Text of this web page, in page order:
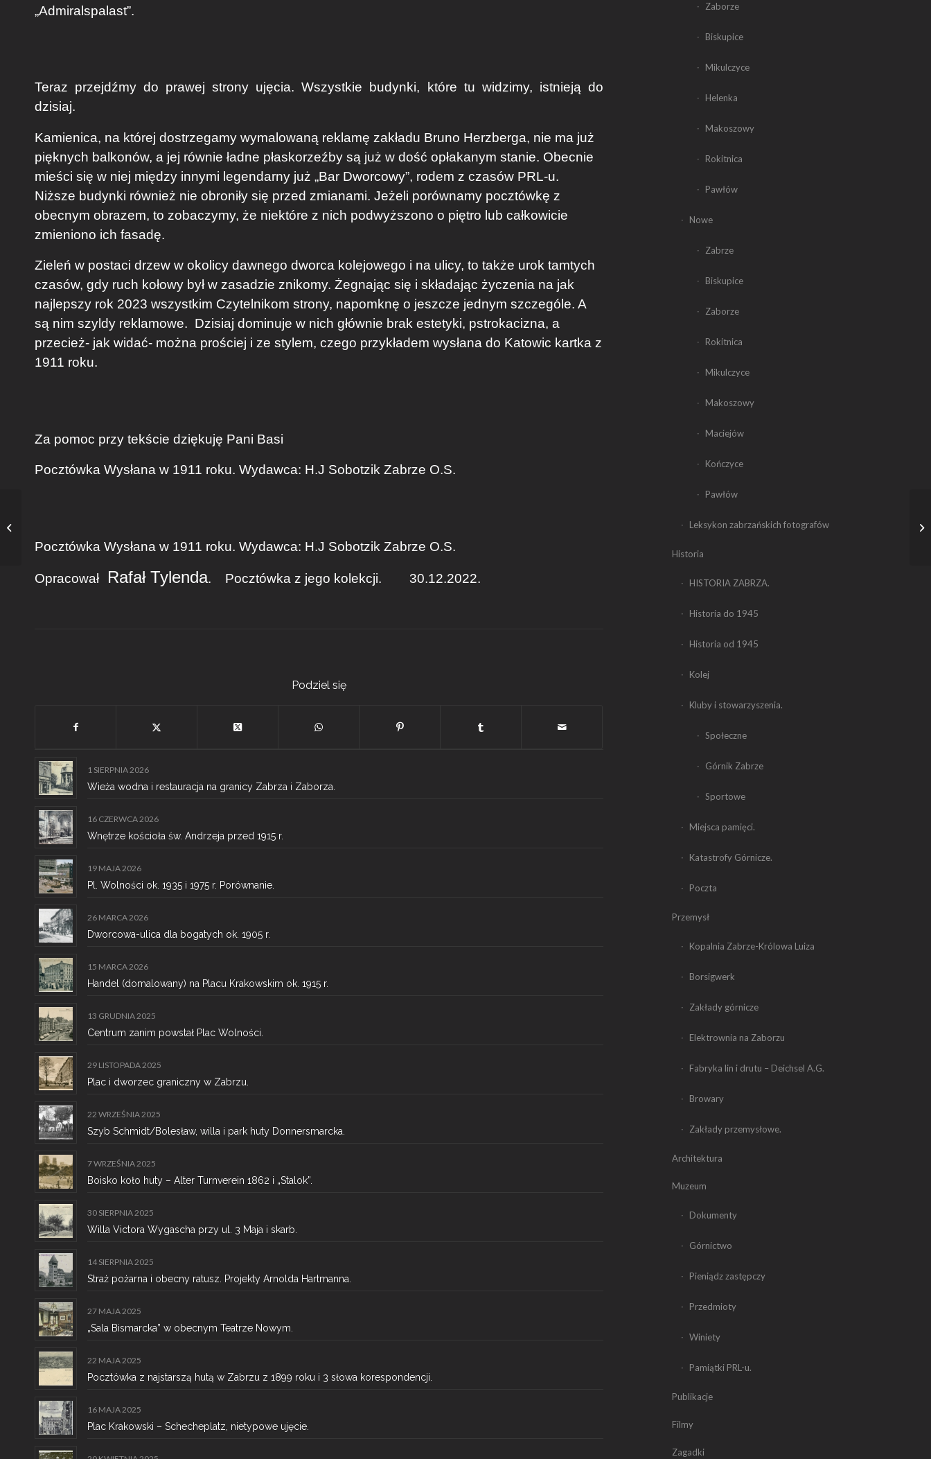
„Admiralspalast”.
Teraz przejdźmy do prawej strony ujęcia. Wszystkie budynki, które tu widzimy, istnieją do
dzisiaj.
Kamienica, na której dostrzegamy wymalowaną reklamę zakładu Bruno Herzberga, nie ma już
pięknych balkonów, a jej równie ładne płaskorzeźby są już w dość opłakanym stanie. Obecnie
mieści się w niej między innymi legendarny już „Bar Dworcowy”, rodem z czasów PRL-u.
Niższe budynki również nie obroniły się przed zmianami. Jeżeli porównamy pocztówkę z
obecnym obrazem, to zobaczymy, że niektóre z nich podwyższono o piętro lub całkowicie
zmieniono ich fasadę.
Zieleń w postaci drzew w okolicy dawnego dworca kolejowego i na ulicy, to także urok tamtych
czasów, gdy ruch kołowy był w zasadzie znikomy. Żegnając się i składając życzenia na jak
najlepszy rok 2023 wszystkim Czytelnikom strony, napomknę o jeszcze jednym szczególe. A
są nim szyldy reklamowe. Dzisiaj dominuje w nich głównie brak estetyki, pstrokacizna, a
przecież- jak widać- można prościej i ze stylem, czego przykładem wysłana do Katowic kartka z
1911 roku.
Za pomoc przy tekście dziękuję Pani Basi
Pocztówka Wysłana w 1911 roku. Wydawca: H.J Sobotzik Zabrze O.S.
Pocztówka Wysłana w 1911 roku. Wydawca: H.J Sobotzik Zabrze O.S.
Opracował Rafał Tylenda. Pocztówka z jego kolekcji. 30.12.2022.
Podziel się
1 SIERPNIA 2026
Wieża wodna i restauracja na granicy Zabrza i Zaborza.
16 CZERWCA 2026
Wnętrze kościoła św. Andrzeja przed 1915 r.
19 MAJA 2026
Pl. Wolności ok. 1935 i 1975 r. Porównanie.
26 MARCA 2026
Dworcowa-ulica dla bogatych ok. 1905 r.
15 MARCA 2026
Handel (domalowany) na Placu Krakowskim ok. 1915 r.
13 GRUDNIA 2025
Centrum zanim powstał Plac Wolności.
29 LISTOPADA 2025
Plac i dworzec graniczny w Zabrzu.
22 WRZEŚNIA 2025
Szyb Schmidt/Bolesław, willa i park huty Donnersmarcka.
7 WRZEŚNIA 2025
Boisko koło huty – Alter Turnverein 1862 i „Stalok”.
30 SIERPNIA 2025
Willa Victora Wygascha przy ul. 3 Maja i skarb.
14 SIERPNIA 2025
Straż pożarna i obecny ratusz. Projekty Arnolda Hartmanna.
27 MAJA 2025
„Sala Bismarcka” w obecnym Teatrze Nowym.
22 MAJA 2025
Pocztówka z najstarszą hutą w Zabrzu z 1899 roku i 3 słowa korespondencji.
16 MAJA 2025
Plac Krakowski – Schecheplatz, nietypowe ujęcie.
Zaborze
Biskupice
Mikulczyce
Helenka
Makoszowy
Rokitnica
Pawłów
Nowe
Zabrze
Biskupice
Zaborze
Rokitnica
Mikulczyce
Makoszowy
Maciejów
Kończyce
Pawłów
Leksykon zabrzańskich fotografów
Historia
HISTORIA ZABRZA.
Historia do 1945
Historia od 1945
Kolej
Kluby i stowarzyszenia.
Społeczne
Górnik Zabrze
Sportowe
Miejsca pamięci.
Katastrofy Górnicze.
Poczta
Przemysł
Kopalnia Zabrze-Królowa Luiza
Borsigwerk
Zakłady górnicze
Elektrownia na Zaborzu
Fabryka lin i drutu – Deichsel A.G.
Browary
Zakłady przemysłowe.
Architektura
Muzeum
Dokumenty
Górnictwo
Pieniądz zastępczy
Przedmioty
Winiety
Pamiątki PRL-u.
Publikacje
Filmy
Zagadki
temu.